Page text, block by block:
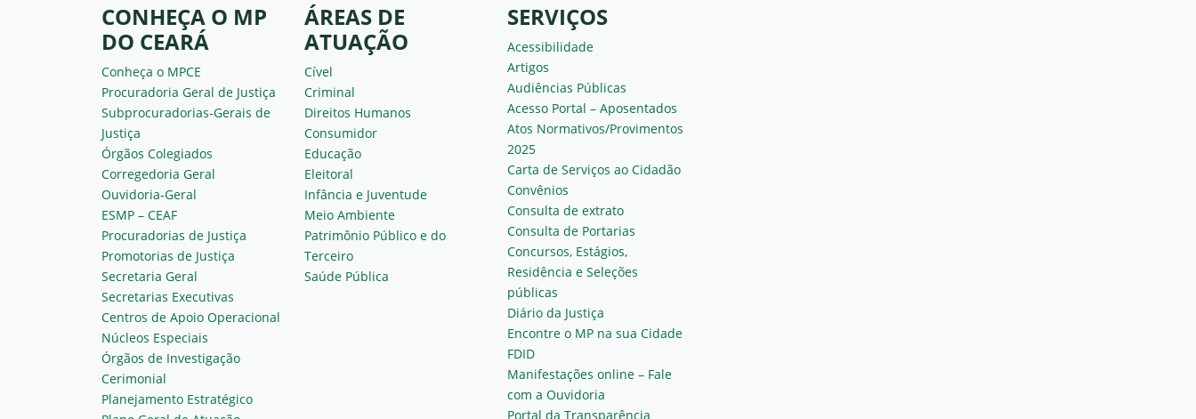
CONHEÇA O MP
DO CEARÁ
Conheça o MPCE
Procuradoria Geral de Justiça
Subprocuradorias-Gerais de
Justiça
Órgãos Colegiados
Corregedoria Geral
Ouvidoria-Geral
ESMP – CEAF
Procuradorias de Justiça
Promotorias de Justiça
Secretaria Geral
Secretarias Executivas
Centros de Apoio Operacional
Núcleos Especiais
Órgãos de Investigação
Cerimonial
Planejamento Estratégico
ÁREAS DE
ATUAÇÃO
Cível
Criminal
Direitos Humanos
Consumidor
Educação
Eleitoral
Infância e Juventude
Meio Ambiente
Patrimônio Público e do
Terceiro
Saúde Pública
SERVIÇOS
Acessibilidade
Artigos
Audiências Públicas
Acesso Portal – Aposentados
Atos Normativos/Provimentos
2025
Carta de Serviços ao Cidadão
Convênios
Consulta de extrato
Consulta de Portarias
Concursos, Estágios,
Residência e Seleções
públicas
Diário da Justiça
Encontre o MP na sua Cidade
FDID
Manifestações online – Fale
com a Ouvidoria
Portal da Transparência